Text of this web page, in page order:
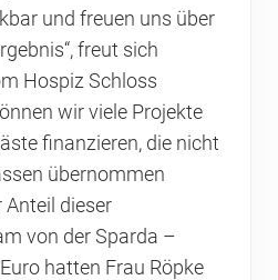
und freuen uns über
freut sich
Hospiz Schloss
wir viele Projekte
finanzieren, die nicht
übernommen
Anteil dieser
von der Sparda –
hatten Frau Röpke